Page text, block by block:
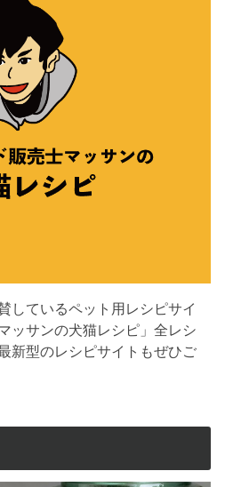
しているペット用レシピサイ
ッサンの犬猫レシピ」全レシ
新型のレシピサイトもぜひご